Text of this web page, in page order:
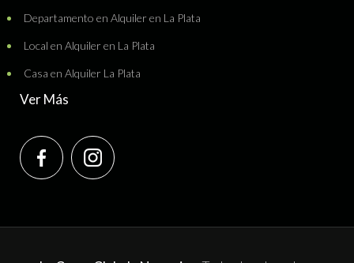
Departamento en Alquiler en La Plata
Local en Alquiler en La Plata
Casa en Alquiler La Plata
Ver Más